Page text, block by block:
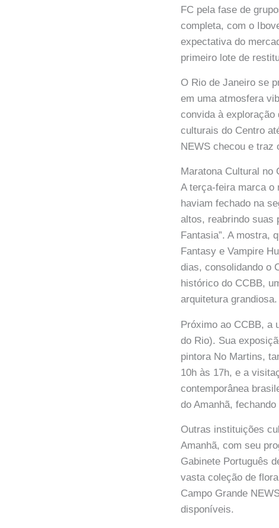
FC pela fase de
completa, com o
expectativa do
primeiro lote de
O Rio de Janeiro se
em uma atmosfera
convida à
culturais do Centro
NEWS checou e traz
Maratona Cultural no
A terça-feira marca o
haviam fechado na
altos, reabrindo suas
Fantasia”. A mostra,
Fantasy e Vampire
dias, consolidando o
histórico do CCBB,
arquitetura grandiosa.
Próximo ao CCBB, a
do Rio). Sua
pintora No Martins,
10h às 17h, e a
contemporânea
do Amanhã,
Outras instituições
Amanhã, com seu
Gabinete Português
vasta coleção de
Campo Grande
disponíveis.